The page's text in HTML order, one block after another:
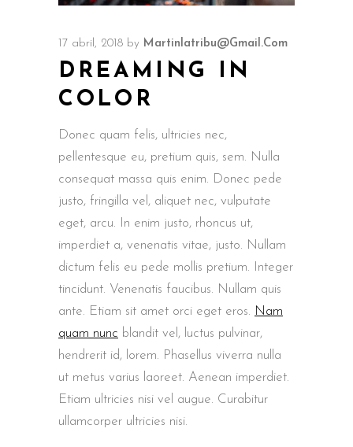
17 abril, 2018 by Martinlatribu@gmail.com
DREAMING IN
COLOR
Donec quam felis, ultricies nec,
pellentesque eu, pretium quis, sem. Nulla
consequat massa quis enim. Donec pede
justo, fringilla vel, aliquet nec, vulputate
eget, arcu. In enim justo, rhoncus ut,
imperdiet a, venenatis vitae, justo. Nullam
dictum felis eu pede mollis pretium. Integer
tincidunt. Venenatis faucibus. Nullam quis
ante. Etiam sit amet orci eget eros. Nam
quam nunc blandit vel, luctus pulvinar,
hendrerit id, lorem. Phasellus viverra nulla
ut metus varius laoreet. Aenean imperdiet.
Etiam ultricies nisi vel augue. Curabitur
ullamcorper ultricies nisi.